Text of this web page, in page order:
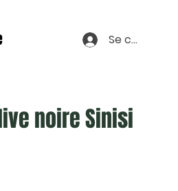
Se connecter
noire Sinisi